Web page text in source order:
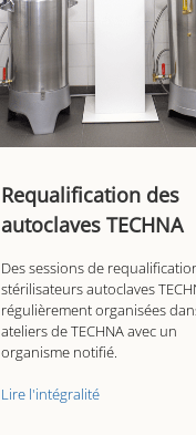
Requalification des
autoclaves TECHNA
Des sessions de
stérilisateurs autoclaves
régulièrement organisées
ateliers de TECHNA avec un
organisme notifié.
Lire l'intégralité